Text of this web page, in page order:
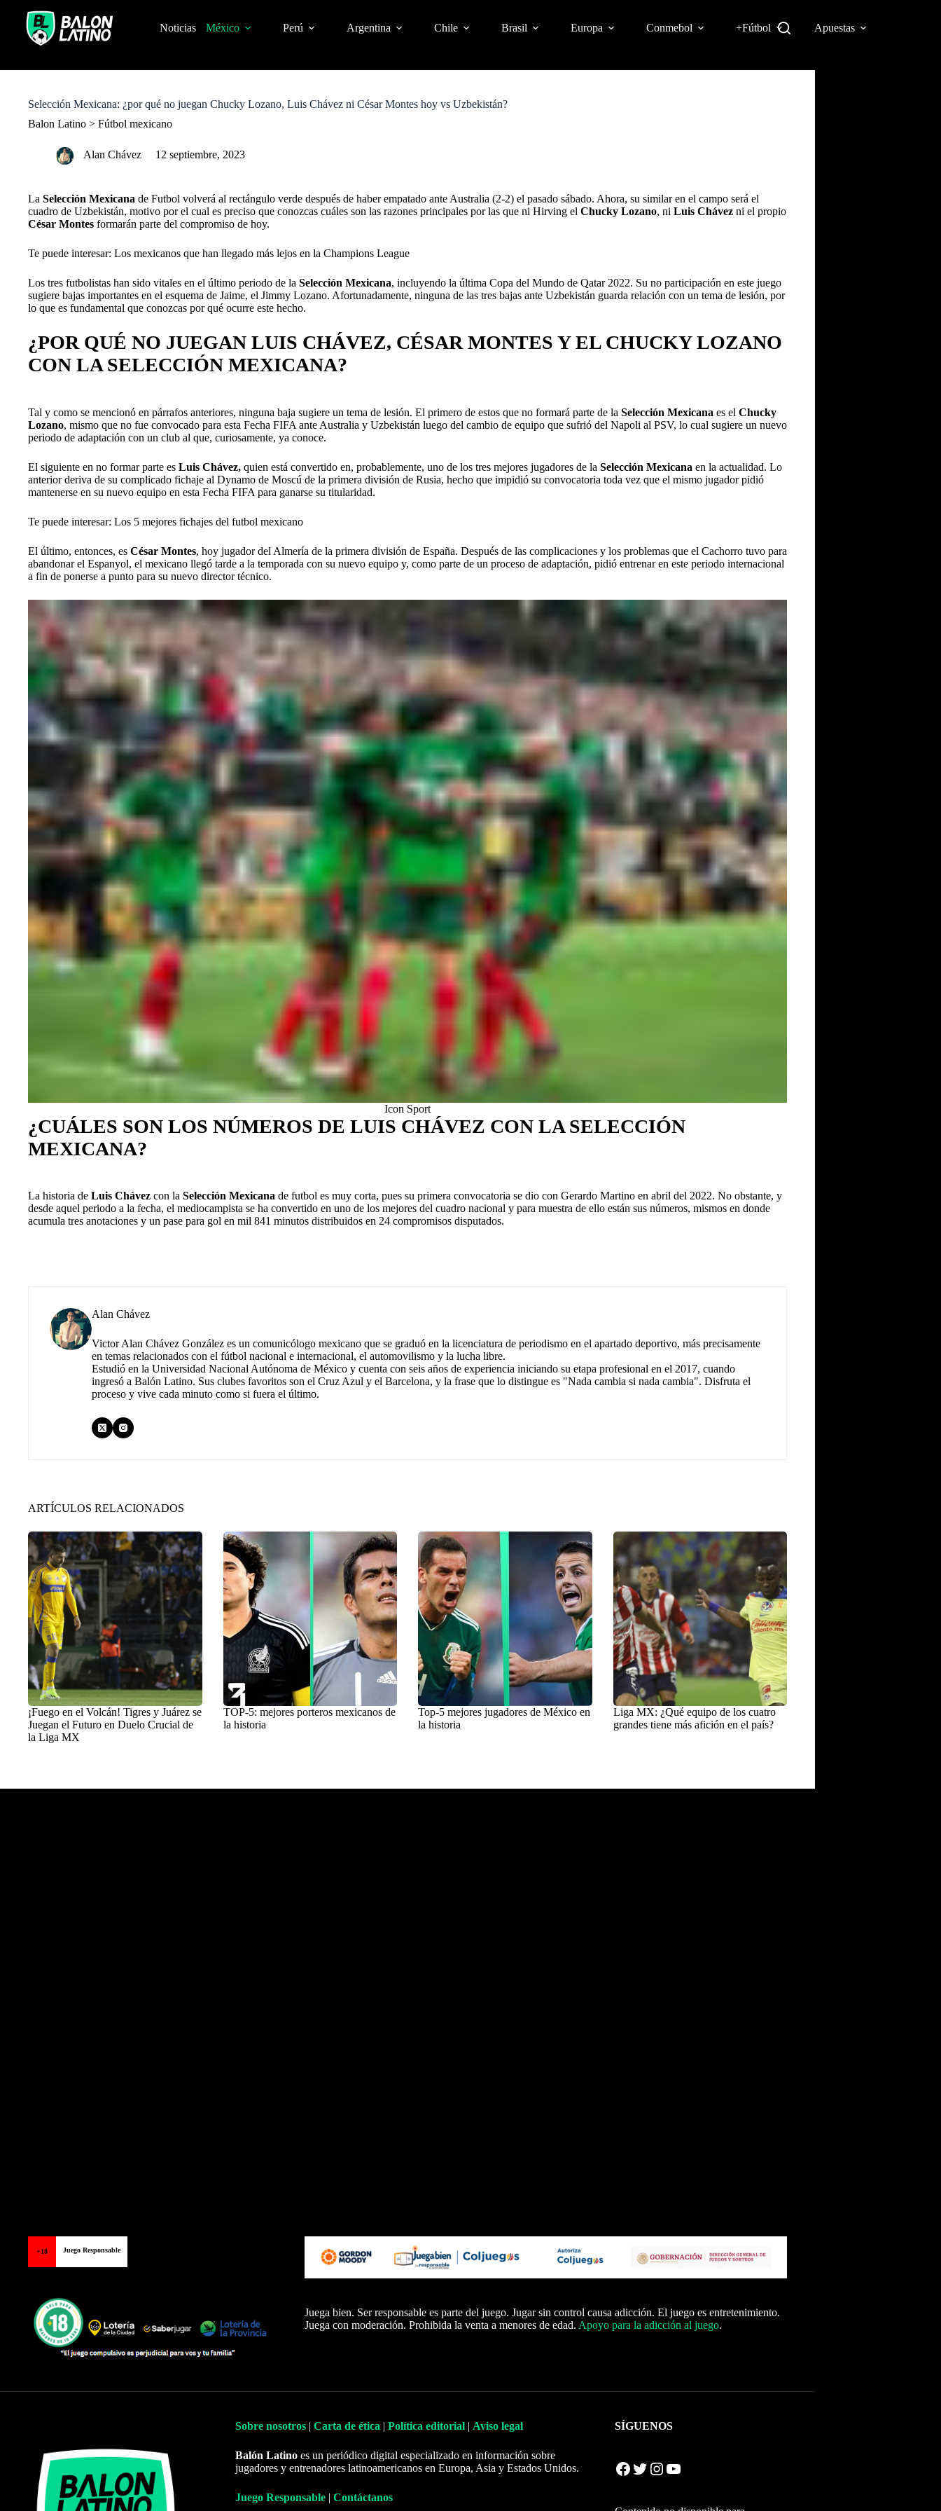
o
Noticias México Perú Argentina Chile Brasil Europa Conmebol +Fútbol Apuestas
Selección Mexicana: ¿por qué no juegan Chucky Lozano, Luis Chávez ni César Montes hoy vs Uzbekistán?
Balon Latino > Fútbol mexicano
Alan Chávez 12 septiembre, 2023
La Selección Mexicana de Futbol volverá al rectángulo verde después de haber empatado ante Australia (2-2) el pasado sábado. Ahora, su similar en el campo será el
cuadro de Uzbekistán, motivo por el cual es preciso que conozcas cuáles son las razones principales por las que ni Hirving el Chucky Lozano, ni Luis Chávez ni el propio
César Montes formarán parte del compromiso de hoy.
Te puede interesar: Los mexicanos que han llegado más lejos en la Champions League
Los tres futbolistas han sido vitales en el último periodo de la Selección Mexicana, incluyendo la última Copa del Mundo de Qatar 2022. Su no participación en este juego
sugiere bajas importantes en el esquema de Jaime, el Jimmy Lozano. Afortunadamente, ninguna de las tres bajas ante Uzbekistán guarda relación con un tema de lesión, por
lo que es fundamental que conozcas por qué ocurre este hecho.
¿POR QUÉ NO JUEGAN LUIS CHÁVEZ, CÉSAR MONTES Y EL CHUCKY LOZANO
CON LA SELECCIÓN MEXICANA?
Tal y como se mencionó en párrafos anteriores, ninguna baja sugiere un tema de lesión. El primero de estos que no formará parte de la Selección Mexicana es el Chucky
Lozano, mismo que no fue convocado para esta Fecha FIFA ante Australia y Uzbekistán luego del cambio de equipo que sufrió del Napoli al PSV, lo cual sugiere un nuevo
periodo de adaptación con un club al que, curiosamente, ya conoce.
El siguiente en no formar parte es Luis Chávez, quien está convertido en, probablemente, uno de los tres mejores jugadores de la Selección Mexicana en la actualidad. Lo
anterior deriva de su complicado fichaje al Dynamo de Moscú de la primera división de Rusia, hecho que impidió su convocatoria toda vez que el mismo jugador pidió
mantenerse en su nuevo equipo en esta Fecha FIFA para ganarse su titularidad.
Te puede interesar: Los 5 mejores fichajes del futbol mexicano
El último, entonces, es César Montes, hoy jugador del Almería de la primera división de España. Después de las complicaciones y los problemas que el Cachorro tuvo para
abandonar el Espanyol, el mexicano llegó tarde a la temporada con su nuevo equipo y, como parte de un proceso de adaptación, pidió entrenar en este periodo internacional
a fin de ponerse a punto para su nuevo director técnico.
Icon Sport
¿CUÁLES SON LOS NÚMEROS DE LUIS CHÁVEZ CON LA SELECCIÓN
MEXICANA?
La historia de Luis Chávez con la Selección Mexicana de futbol es muy corta, pues su primera convocatoria se dio con Gerardo Martino en abril del 2022. No obstante, y
desde aquel periodo a la fecha, el mediocampista se ha convertido en uno de los mejores del cuadro nacional y para muestra de ello están sus números, mismos en donde
acumula tres anotaciones y un pase para gol en mil 841 minutos distribuidos en 24 compromisos disputados.
Alan Chávez
Victor Alan Chávez González es un comunicólogo mexicano que se graduó en la licenciatura de periodismo en el apartado deportivo, más precisamente
en temas relacionados con el fútbol nacional e internacional, el automovilismo y la lucha libre.
Estudió en la Universidad Nacional Autónoma de México y cuenta con seis años de experiencia iniciando su etapa profesional en el 2017, cuando
ingresó a Balón Latino. Sus clubes favoritos son el Cruz Azul y el Barcelona, y la frase que lo distingue es "Nada cambia si nada cambia". Disfruta el
proceso y vive cada minuto como si fuera el último.
ARTÍCULOS RELACIONADOS
¡Fuego en el Volcán! Tigres y Juárez se
Juegan el Futuro en Duelo Crucial de
la Liga MX
TOP-5: mejores porteros mexicanos de
la historia
Top-5 mejores jugadores de México en
la historia
Liga MX: ¿Qué equipo de los cuatro
grandes tiene más afición en el país?
+18 Juego Responsable
Juega bien. Ser responsable es parte del juego. Jugar sin control causa adicción. El juego es entretenimiento.
Juega con moderación. Prohibida la venta a menores de edad. Apoyo para la adicción al juego.
Sobre nosotros | Carta de ética | Política editorial | Aviso legal
Balón Latino es un periódico digital especializado en información sobre
jugadores y entrenadores latinoamericanos en Europa, Asia y Estados Unidos.
Juego Responsable | Contáctanos
SÍGUENOS
Facebook Twitter Instagram YouTube